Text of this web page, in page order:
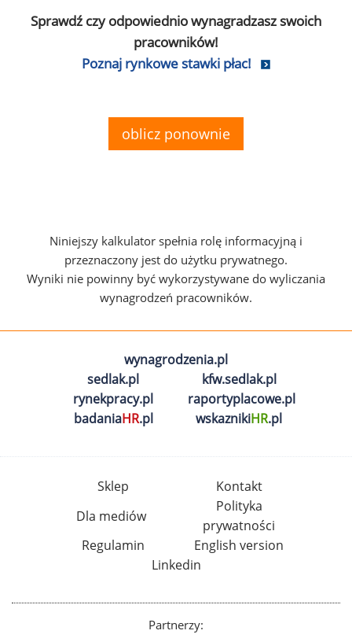
Sprawdź czy odpowiednio wynagradzasz swoich
pracowników!
Poznaj rynkowe stawki płac!
oblicz ponownie
Niniejszy kalkulator spełnia rolę informacyjną i
przeznaczony jest do użytku prywatnego.
Wyniki nie powinny być wykorzystywane do wyliczania
wynagrodzeń pracowników.
wynagrodzenia.pl
sedlak.pl
kfw.sedlak.pl
rynekpracy.pl
raportyplacowe.pl
badaniaHR.pl wskaznikiHR.pl
Sklep
Kontakt
Dla mediów
Polityka
prywatności
Regulamin
English version
Linkedin
Partnerzy: